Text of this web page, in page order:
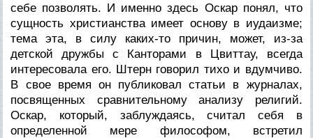
себе позволять. И именно здесь Оскар понял, что
сущность христианства имеет основу в иудаизме;
тема эта, в силу каких-то причин, может, из-за
детской дружбы с Канторами в Цвиттау, всегда
интересовала его. Штерн говорил тихо и вдумчиво.
В свое время он публиковал статьи в журналах,
посвященных сравнительному анализу религий.
Оскар, который, заблуждаясь, считал себя в
определенной мере философом, встретил